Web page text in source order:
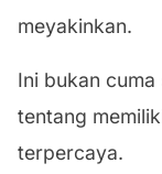
meyakinkan.
Ini bukan
tentang
terpercaya.